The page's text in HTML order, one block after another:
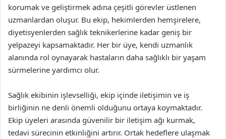
korumak ve geliştirmek adına çeşitli görevler üstlenen
uzmanlardan oluşur. Bu ekip, hekimlerden hemşirelere,
diyetisyenlerden sağlık teknikerlerine kadar geniş bir
yelpazeyi kapsamaktadır. Her bir üye, kendi uzmanlık
alanında rol oynayarak hastaların daha sağlıklı bir yaşam
sürmelerine yardımcı olur.
Sağlık ekibinin işlevselliği, ekip içinde iletişimin ve iş
birliğinin ne denli önemli olduğunu ortaya koymaktadır.
Ekip üyeleri arasında güvenilir bir iletişim ağı kurmak,
tedavi sürecinin etkinliğini artırır. Ortak hedeflere ulaşmak